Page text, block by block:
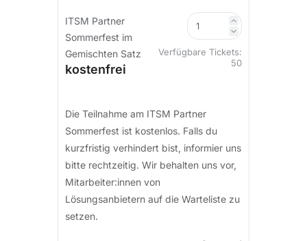
ITSM Partner
Sommerfest im
Gemischten Satz
kostenfrei
Verfügbare Tickets:
50
Die Teilnahme am ITSM Partner
Sommerfest ist kostenlos. Falls du
kurzfristig verhindert bist, informier uns
bitte rechtzeitig. Wir behalten uns vor,
Mitarbeiter:innen von
Lösungsanbietern auf die Warteliste zu
setzen.